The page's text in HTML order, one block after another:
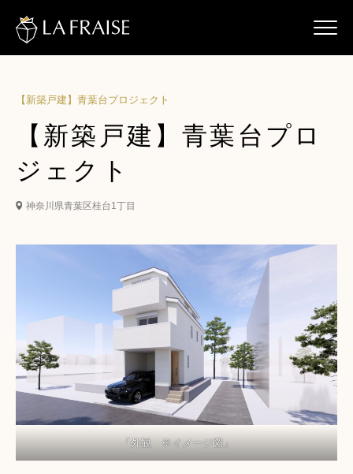
【新築戸建】青葉台プロジェクト
【新築戸建】青葉台プロ
ジェクト
神奈川県青葉区桂台1丁目
「外観 ※イメージ図」